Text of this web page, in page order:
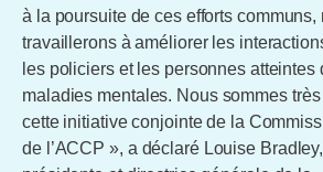
à la poursuite de ces efforts communs,
travaillerons à améliorer les
les policiers et les personnes atteintes
maladies mentales. Nous sommes
cette initiative conjointe de la
de l’ACCP », a déclaré Louise Bradley,